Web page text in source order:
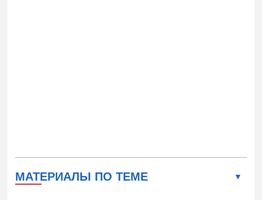
МАТЕРИАЛЫ ПО ТЕМЕ